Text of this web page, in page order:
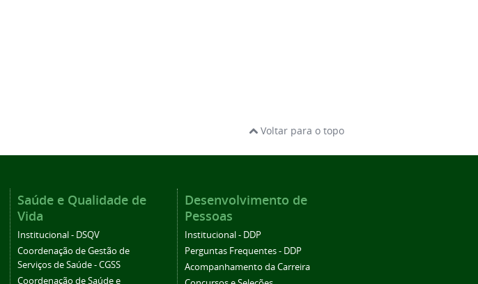
Voltar para o topo
Saúde e Qualidade de
Vida
Institucional - DSQV
Coordenação de Gestão de
Serviços de Saúde - CGSS
Coordenação de Saúde e
Desenvolvimento de
Pessoas
Institucional - DDP
Perguntas Frequentes - DDP
Acompanhamento da Carreira